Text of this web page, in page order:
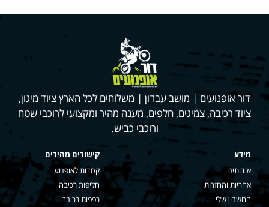
דור אופנועים | מושב עבדון | משלוחים לכל הארץ ציוד מיגון,
ציוד רכיבה, צמיגים, חלפים, מענה מהיר ומקצועי לרוכבי שטח
ורוכבי כביש.
מידע
אודותינו
אחריות והחזרות
החשבון שלי
קישורים מהירים
קסדות לאופנוע
חליפות רכיבה
כפפות רכיבה